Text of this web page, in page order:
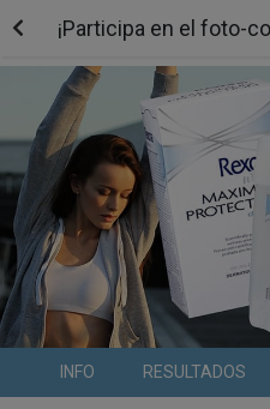
¡Participa en el foto-
INFO RESULTADOS